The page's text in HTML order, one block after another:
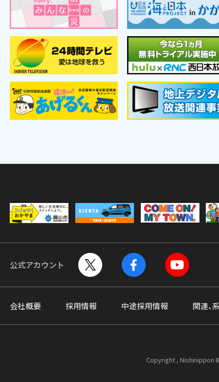
公式アカウント
会社概要 採用情報 中途採用情報 関連、
Copyright , Nishinippon